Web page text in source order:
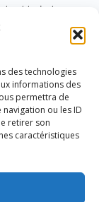
des technologies
informations des
permettra de
ou les ID
retirer son
caractéristiques
atteinte
et les
comme la